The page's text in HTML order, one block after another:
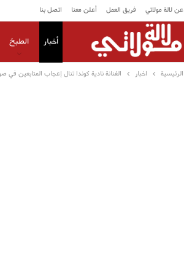
عن لالة مولاتي فريق العمل أعلن معنا اتصل بنا
أخبار الطبخ
الرئيسية اخبار الفنانة نادية كوندا تنال إعجاب المتابعين في